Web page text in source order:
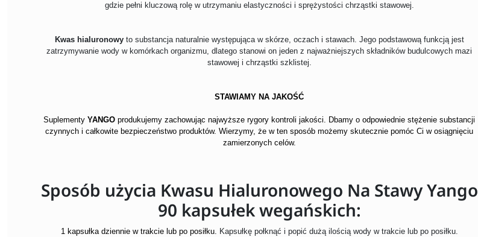
gdzie pełni kluczową rolę w utrzymaniu elastyczności i sprężystości chrząstki stawowej.
Kwas hialuronowyto substancja naturalnie występująca w skórze, oczach i stawach. Jego podstawową funkcją jest
zatrzymywanie wody w komórkach organizmu, dlatego stanowi on jeden z najważniejszych składników budulcowych mazi
stawowej i chrząstki szklistej.
STAWIAMY NA JAKOŚĆ
Suplementy YANGO produkujemy zachowując najwyższe rygory kontroli jakości. Dbamy o odpowiednie stężenie substancji
czynnych i całkowite bezpieczeństwo produktów. Wierzymy, że w ten sposób możemy skutecznie pomóc Ci w osiągnięciu
zamierzonych celów.
Sposób użycia Kwasu Hialuronowego Na Stawy Yango
90 kapsułek wegańskich:
1 kapsułka dziennie w trakcie lub po posiłku. Kapsułkę połknąć i popić dużą ilością wody w trakcie lub po posiłku.